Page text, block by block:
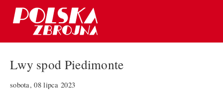
Lwy spod Piedimonte
sobota, 08 lipca 2023